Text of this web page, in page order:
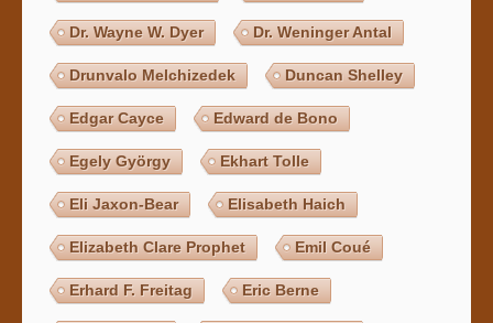
Dr. Wayne W. Dyer Dr. Weninger Antal
Drunvalo Melchizedek Duncan Shelley
Edgar Cayce Edward de Bono
Egely György Ekhart Tolle
Eli Jaxon-Bear Elisabeth Haich
Elizabeth Clare Prophet Emil Coué
Erhard F. Freitag Eric Berne